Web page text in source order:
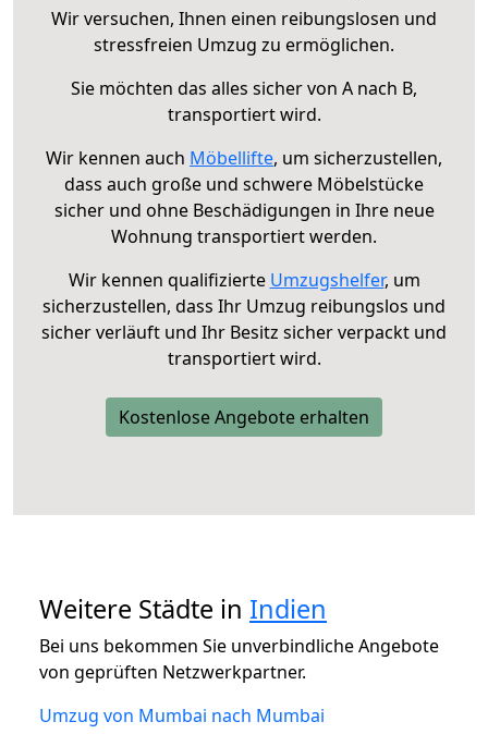
Wir versuchen, Ihnen einen reibungslosen und
stressfreien Umzug zu ermöglichen.
Sie möchten das alles sicher von A nach B,
transportiert wird.
Wir kennen auch Möbellifte, um sicherzustellen,
dass auch große und schwere Möbelstücke
sicher und ohne Beschädigungen in Ihre neue
Wohnung transportiert werden.
Wir kennen qualifizierte Umzugshelfer, um
sicherzustellen, dass Ihr Umzug reibungslos und
sicher verläuft und Ihr Besitz sicher verpackt und
transportiert wird.
Kostenlose Angebote erhalten
Weitere Städte in Indien
Bei uns bekommen Sie unverbindliche Angebote
von geprüften Netzwerkpartner.
Umzug von Mumbai nach Mumbai